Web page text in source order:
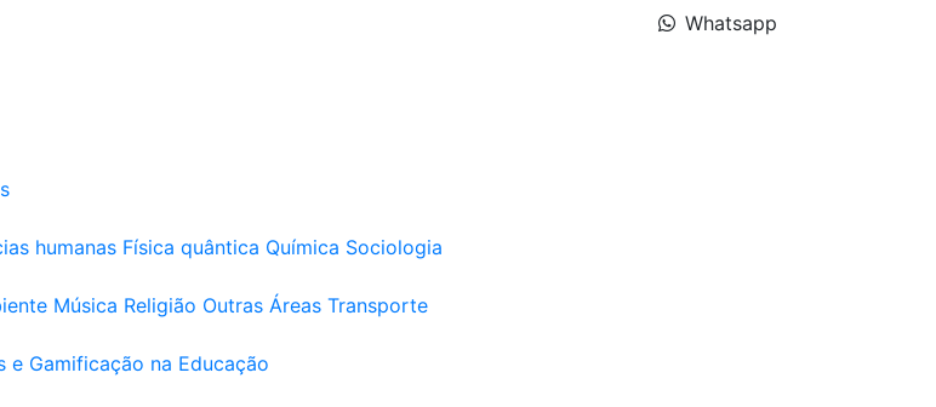
Whatsapp
humanas Física quântica Química Sociologia
Música Religião Outras Áreas Transporte
e Gamificação na Educação